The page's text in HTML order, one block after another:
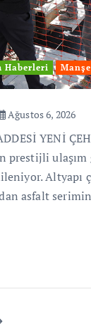
Haberleri
Ağustos 6, 2026
YENİ
prestijli ulaşım
Altyapı
asfalt